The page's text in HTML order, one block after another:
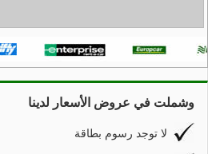
وشملت في عروض الأسعار لدينا
لا توجد رسوم بطاقة